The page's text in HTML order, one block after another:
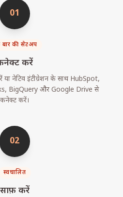
01
की सेटअप
करें
नेटिव इंटीग्रेशन के साथ HubSpot,
BigQuery और Google Drive से
कनेक्ट करें।
02
स्वचालित
साफ़ करें